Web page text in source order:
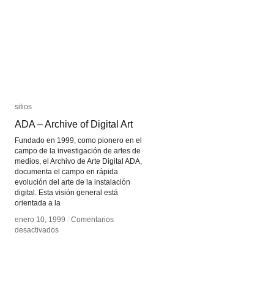
sitios
ADA – Archive of Digital Art
Fundado en 1999, como pionero en el
campo de la investigación de artes de
medios, el Archivo de Arte Digital ADA,
documenta el campo en rápida
evolución del arte de la instalación
digital. Esta visión general está
orientada a la
enero 10, 1999 / Comentarios
desactivadosen
sitios
ADA – Archive of Digital Art
enero 10, 1999 / Comentarios
desactivadosen